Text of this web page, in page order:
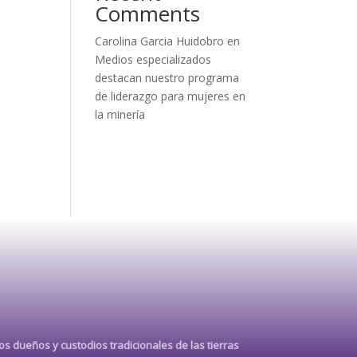
Comments
Carolina Garcia Huidobro en
Medios especializados
destacan nuestro programa
de liderazgo para mujeres en
la minería
dueños y custodios tradicionales de las tierras